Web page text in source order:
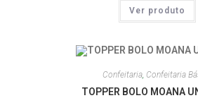
Ver produto
Confeitaria, Confeitaria
TOPPER BOLO MOANA